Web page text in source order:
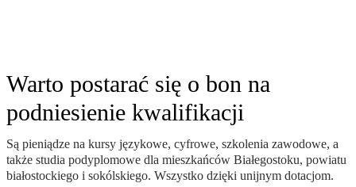
Warto postarać się o bon na
podniesienie kwalifikacji
Są pieniądze na kursy językowe, cyfrowe, szkolenia zawodowe, a
także studia podyplomowe dla mieszkańców Białegostoku, powiatu
białostockiego i sokólskiego. Wszystko dzięki unijnym dotacjom.